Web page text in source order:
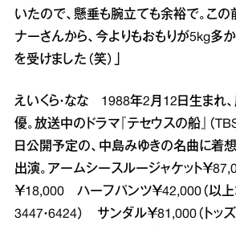
いたので、懸垂も腕立ても余裕で。この
ナーさんから、今よりもおもりが5kg多
を受けました（笑）」
えいくら・なな 1988年2月12日生まれ
優。放送中のドラマ『テセウスの船』（
日公開予定の、中島みゆきの名曲に着
出演。アームシースルージャケット￥
￥18,000 ハーフパンツ￥42,000（以上コ
3447・6424） サンダル￥81,000（トッズ